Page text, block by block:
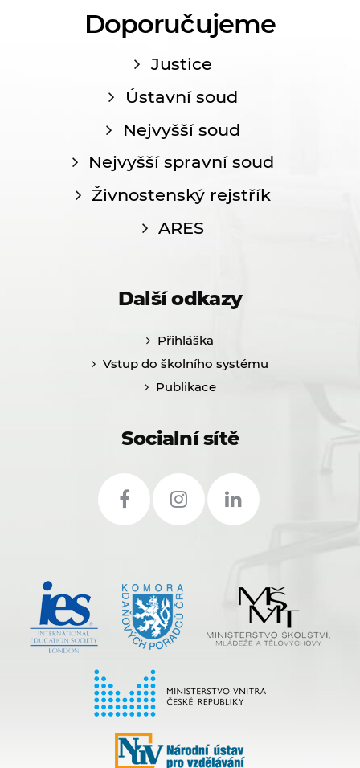
Doporučujeme
Justice
Ústavní soud
Nejvyšší soud
Nejvyšší spravní soud
Živnostenský rejstřík
ARES
Další odkazy
Přihláška
Vstup do školního systému
Publikace
Socialní sítě